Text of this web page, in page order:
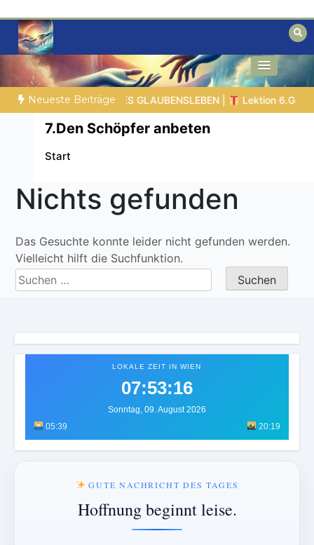
Inhalt
springen
Geheimnisse der Bibel
Biblische Einsichten für Menschen auf
der Suche
Neueste Beiträge
| DIE KORINTHERBRIEFE GLAUBE SEINEN
7.Den Schöpfer anbeten
Start
Nichts gefunden
Das Gesuchte konnte leider nicht gefunden werden.
Vielleicht hilft die Suchfunktion.
LOKALE ZEIT IN WIEN
07:53:20
Sonntag, 09. August 2026
05:39
20:19
GUTE NACHRICHT DES TAGES
Hoffnung beginnt leise.